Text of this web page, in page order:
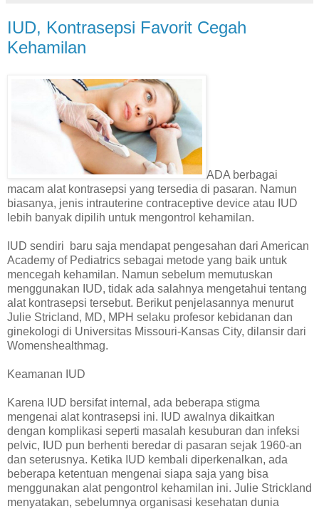
IUD, Kontrasepsi Favorit Cegah
Kehamilan
ADA berbagai
macam alat kontrasepsi yang tersedia di pasaran. Namun
biasanya, jenis intrauterine contraceptive device atau IUD
lebih banyak dipilih untuk mengontrol kehamilan.
IUD sendiri baru saja mendapat pengesahan dari American
Academy of Pediatrics sebagai metode yang baik untuk
mencegah kehamilan. Namun sebelum memutuskan
menggunakan IUD, tidak ada salahnya mengetahui tentang
alat kontrasepsi tersebut. Berikut penjelasannya menurut
Julie Stricland, MD, MPH selaku profesor kebidanan dan
ginekologi di Universitas Missouri-Kansas City, dilansir dari
Womenshealthmag.
Keamanan IUD
Karena IUD bersifat internal, ada beberapa stigma
mengenai alat kontrasepsi ini. IUD awalnya dikaitkan
dengan komplikasi seperti masalah kesuburan dan infeksi
pelvic, IUD pun berhenti beredar di pasaran sejak 1960-an
dan seterusnya. Ketika IUD kembali diperkenalkan, ada
beberapa ketentuan mengenai siapa saja yang bisa
menggunakan alat pengontrol kehamilan ini. Julie Strickland
menyatakan, sebelumnya organisasi kesehatan dunia